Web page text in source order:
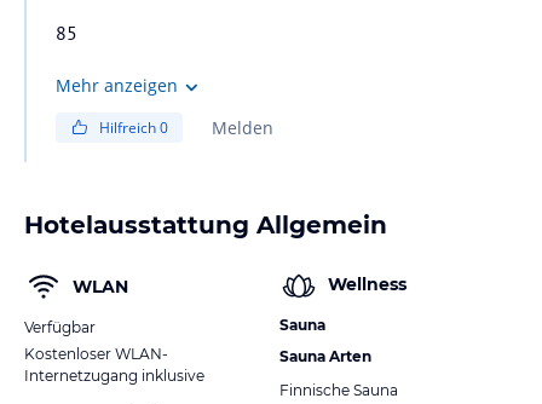
85
Mehr anzeigen
Hilfreich0 Melden
Hotelausstattung Allgemein
WLAN
Verfügbar
Kostenloser WLAN-
Internetzugang inklusive
Wellness
Sauna
Sauna Arten
Finnische Sauna